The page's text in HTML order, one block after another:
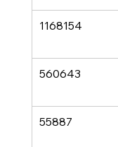
1168154
560643
55887